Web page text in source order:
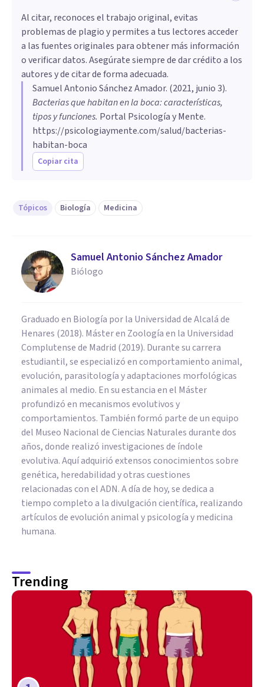
Al citar, reconoces el trabajo original, evitas
problemas de plagio y permites a tus lectores acceder
a las fuentes originales para obtener más información
o verificar datos. Asegúrate siempre de dar crédito a los
autores y de citar de forma adecuada.
Samuel Antonio Sánchez Amador. (2021, junio 3).
Bacterias que habitan en la boca: características,
tipos y funciones. Portal Psicología y Mente.
https://psicologiaymente.com/salud/bacterias-
habitan-boca
Copiar cita
Tópicos Biología Medicina
Samuel Antonio Sánchez Amador
Biólogo
Graduado en Biología por la Universidad de Alcalá de
Henares (2018). Máster en Zoología en la Universidad
Complutense de Madrid (2019). Durante su carrera
estudiantil, se especializó en comportamiento animal,
evolución, parasitología y adaptaciones morfológicas
animales al medio. En su estancia en el Máster
profundizó en mecanismos evolutivos y
comportamientos. También formó parte de un equipo
del Museo Nacional de Ciencias Naturales durante dos
años, donde realizó investigaciones de índole
evolutiva. Aquí adquirió extensos conocimientos sobre
genética, heredabilidad y otras cuestiones
relacionadas con el ADN. A día de hoy, se dedica a
tiempo completo a la divulgación científica, realizando
artículos de evolución animal y psicología y medicina
humana.
Trending